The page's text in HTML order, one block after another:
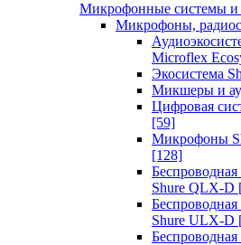
Микрофонные системы
Микрофоны,
Microflex
Экосистема
Микшеры и
Цифровая
[59]
Микрофоны
[128]
Shure QLX-D
Shure ULX-D